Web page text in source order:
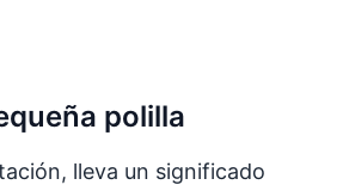
polilla
lleva un significado